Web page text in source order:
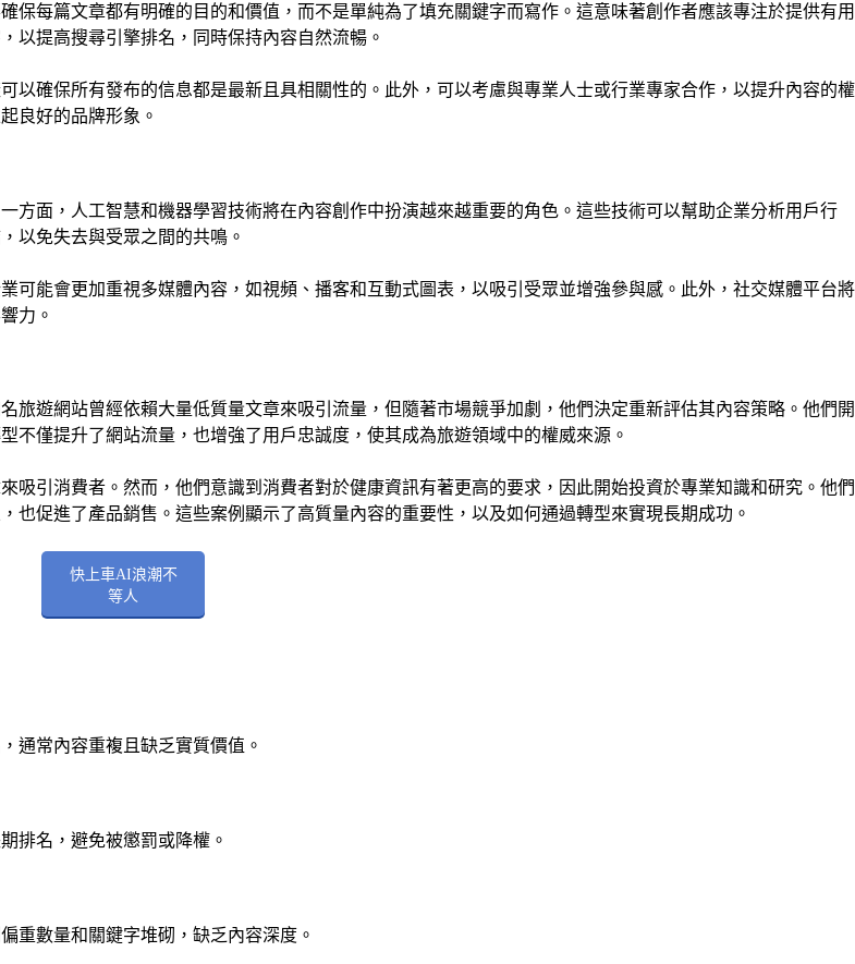
每篇文章都有明確的目的和價值，而不是單純為了填充關鍵字而寫作。這意味著創作者應該專注於提供有用
以提高搜尋引擎排名，同時保持內容自然流暢。
以確保所有發布的信息都是最新且具相關性的。此外，可以考慮與專業人士或行業專家合作，以提升內容的權
良好的品牌形象。
方面，人工智慧和機器學習技術將在內容創作中扮演越來越重要的角色。這些技術可以幫助企業分析用戶行
以免失去與受眾之間的共鳴。
可能會更加重視多媒體內容，如視頻、播客和互動式圖表，以吸引受眾並增強參與感。此外，社交媒體平台將
力。
遊網站曾經依賴大量低質量文章來吸引流量，但隨著市場競爭加劇，他們決定重新評估其內容策略。他們開
僅提升了網站流量，也增強了用戶忠誠度，使其成為旅遊領域中的權威來源。
引消費者。然而，他們意識到消費者對於健康資訊有著更高的要求，因此開始投資於專業知識和研究。他們
促進了產品銷售。這些案例顯示了高質量內容的重要性，以及如何通過轉型來實現長期成功。
快上車AI浪潮不
等人
通常內容重複且缺乏實質價值。
排名，避免被懲罰或降權。
重數量和關鍵字堆砌，缺乏內容深度。